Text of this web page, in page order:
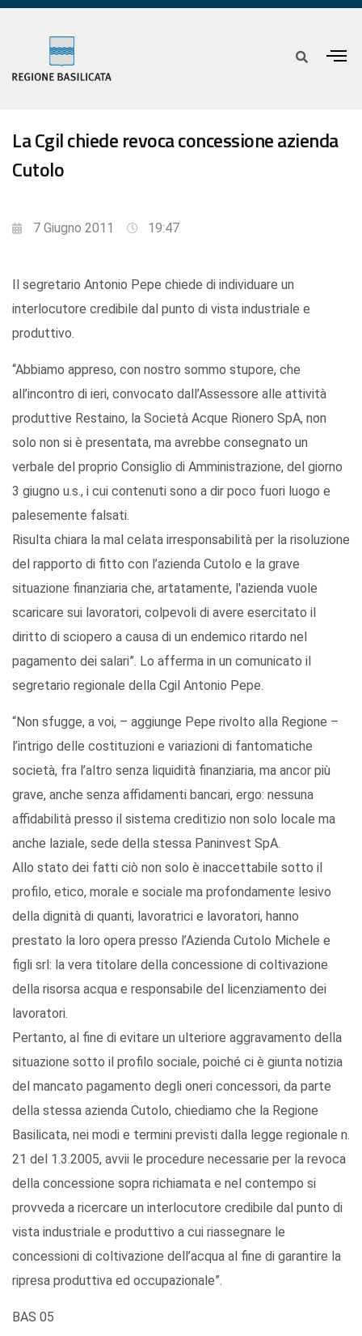
La Cgil chiede revoca concessione azienda
Cutolo
7 Giugno 2011 19:47
Il segretario Antonio Pepe chiede di individuare un
interlocutore credibile dal punto di vista industriale e
produttivo.
“Abbiamo appreso, con nostro sommo stupore, che
all’incontro di ieri, convocato dall’Assessore alle attività
produttive Restaino, la Società Acque Rionero SpA, non
solo non si è presentata, ma avrebbe consegnato un
verbale del proprio Consiglio di Amministrazione, del giorno
3 giugno u.s., i cui contenuti sono a dir poco fuori luogo e
palesemente falsati.
Risulta chiara la mal celata irresponsabilità per la risoluzione
del rapporto di fitto con l’azienda Cutolo e la grave
situazione finanziaria che, artatamente, l'azienda vuole
scaricare sui lavoratori, colpevoli di avere esercitato il
diritto di sciopero a causa di un endemico ritardo nel
pagamento dei salari”. Lo afferma in un comunicato il
segretario regionale della Cgil Antonio Pepe.
“Non sfugge, a voi, – aggiunge Pepe rivolto alla Regione –
l’intrigo delle costituzioni e variazioni di fantomatiche
società, fra l’altro senza liquidità finanziaria, ma ancor più
grave, anche senza affidamenti bancari, ergo: nessuna
affidabilità presso il sistema creditizio non solo locale ma
anche laziale, sede della stessa Paninvest SpA.
Allo stato dei fatti ciò non solo è inaccettabile sotto il
profilo, etico, morale e sociale ma profondamente lesivo
della dignità di quanti, lavoratrici e lavoratori, hanno
prestato la loro opera presso l’Azienda Cutolo Michele e
figli srl: la vera titolare della concessione di coltivazione
della risorsa acqua e responsabile del licenziamento dei
lavoratori.
Pertanto, al fine di evitare un ulteriore aggravamento della
situazione sotto il profilo sociale, poiché ci è giunta notizia
del mancato pagamento degli oneri concessori, da parte
della stessa azienda Cutolo, chiediamo che la Regione
Basilicata, nei modi e termini previsti dalla legge regionale n.
21 del 1.3.2005, avvii le procedure necessarie per la revoca
della concessione sopra richiamata e nel contempo si
provveda a ricercare un interlocutore credibile dal punto di
vista industriale e produttivo a cui riassegnare le
concessioni di coltivazione dell’acqua al fine di garantire la
ripresa produttiva ed occupazionale”.
BAS 05